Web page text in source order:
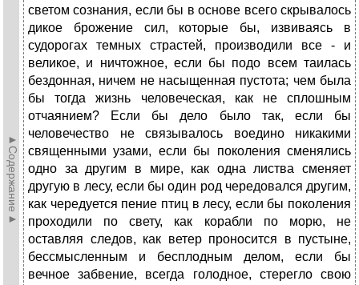
►Содержание►
светом сознания, если бы в основе всего скрывалось
дикое брожение сил, которые бы, извиваясь в
судорогах темных страстей, производили все - и
великое, и ничтожное, если бы подо всем таилась
бездонная, ничем не насыщенная пустота; чем была
бы тогда жизнь человеческая, как не сплошным
отчаянием? Если бы дело было так, если бы
человечество не связывалось воедино никакими
священными узами, если бы поколения сменялись
одно за другим в мире, как одна листва сменяет
другую в лесу, если бы один род чередовался другим,
как чередуется пение птиц в лесу, если бы поколения
проходили по свету, как корабли по морю, не
оставляя следов, как ветер проносится в пустыне,
бессмысленным и бесплодным делом, если бы
вечное забвение, всегда голодное, стерегло свою